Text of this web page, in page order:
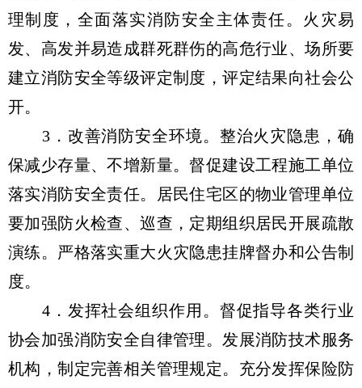
理制度，全面落实消防安全主体责任。火灾易
发、高发并易造成群死群伤的高危行业、场所要
建立消防安全等级评定制度，评定结果向社会公
开。
3．改善消防安全环境。整治火灾隐患，确
保减少存量、不增新量。督促建设工程施工单位
落实消防安全责任。居民住宅区的物业管理单位
要加强防火检查、巡查，定期组织居民开展疏散
演练。严格落实重大火灾隐患挂牌督办和公告制
度。
4．发挥社会组织作用。督促指导各类行业
协会加强消防安全自律管理。发展消防技术服务
机构，制定完善相关管理规定。充分发挥保险防